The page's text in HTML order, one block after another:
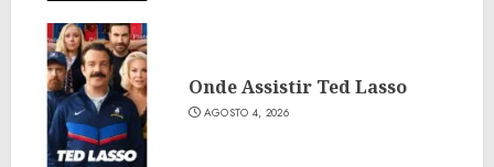
Onde Assistir Ted Lasso
AGOSTO 4, 2026